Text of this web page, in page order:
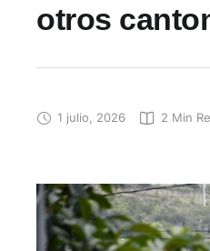
otros
1 julio, 2026 2 Min